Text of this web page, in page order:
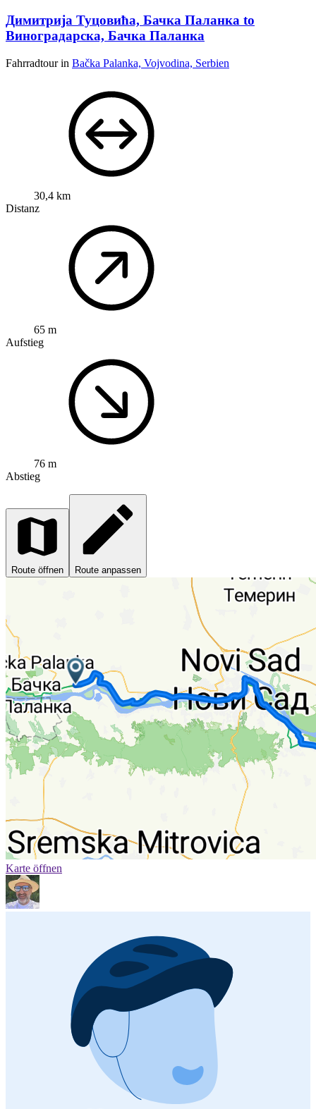
Димитрија Туцовића, Бачка Паланка to
Виноградарска, Бачка Паланка
Fahrradtour in Bačka Palanka, Vojvodina, Serbien
30,4 km
Distanz
65 m
Aufstieg
76 m
Abstieg
Route öffnen Route anpassen
Karte öffnen